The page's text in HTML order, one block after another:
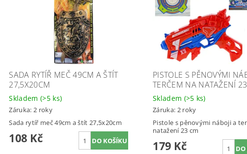
SADA RYTÍŘ MEČ 49CM A ŠTÍT
27,5X20CM
Skladem (>5 ks)
Záruka: 2 roky
Sada rytíř meč 49cm a štít 27,5x20cm
108 Kč
PISTOLE S PĚNOVÝMI
TERČEM NA NATAŽENÍ
Skladem (>5 ks)
Záruka: 2 roky
Pistole s pěnovými náboji a
natažení 23 cm
179 Kč